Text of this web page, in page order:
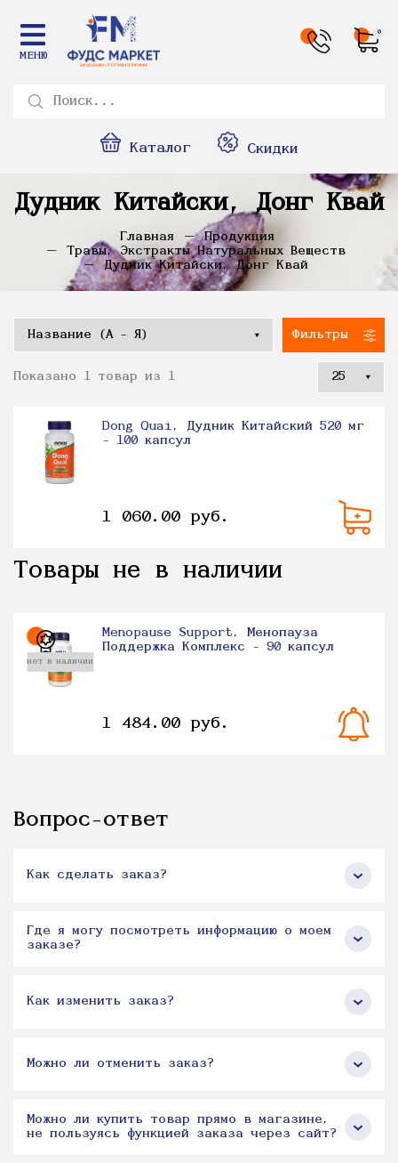
МЕНЮ
0
Каталог Скидки
Дудник Китайски, Донг Квай
Главная
Продукция
Травы, Экстракты Натуральных Веществ
Дудник Китайски, Донг Квай
Фильтры
Показано 1 товар из 1
Dong Quai, Дудник Китайский 520 мг
- 100 капсул
1 060.00 руб.
Товары не в наличии
нет в наличии
Menopause Support, Менопауза
Поддержка Комплекс - 90 капсул
1 484.00 руб.
Вопрос-ответ
Как сделать заказ?
Где я могу посмотреть информацию о моем
заказе?
Как изменить заказ?
Можно ли отменить заказ?
Можно ли купить товар прямо в магазине,
не пользуясь функцией заказа через сайт?